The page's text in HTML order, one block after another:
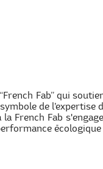
Fab” qui
de
French Fab
écologique